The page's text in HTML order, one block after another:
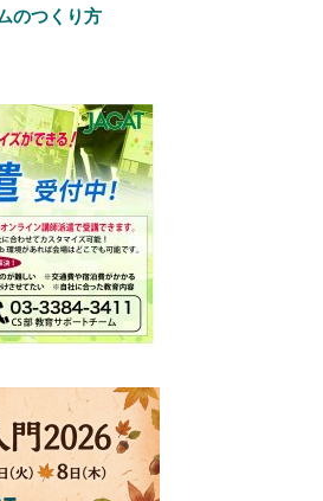
のつくり方